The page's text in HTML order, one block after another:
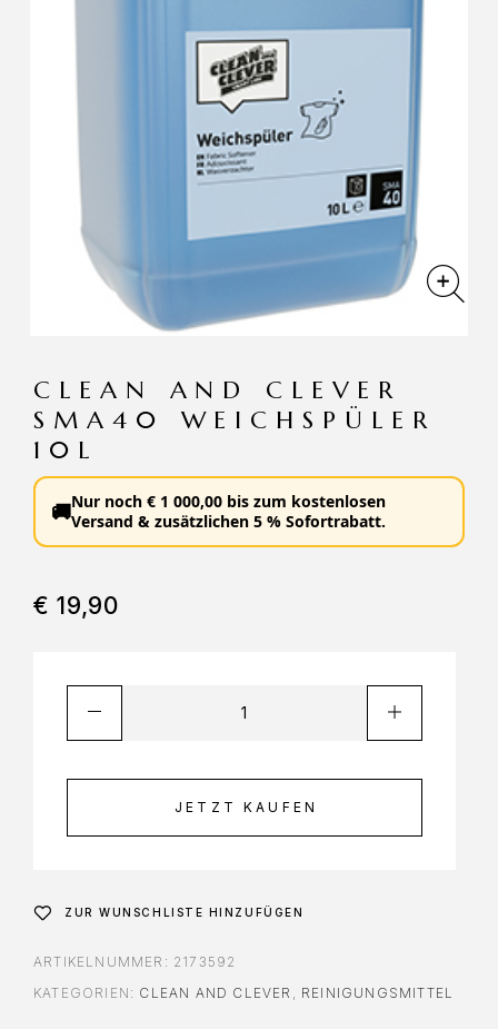
CLEAN AND CLEVER
SMA40 WEICHSPÜLER
10L
🚚Nur noch € 1 000,00 bis zum kostenlosen
Versand & zusätzlichen 5 % Sofortrabatt.
€ 19,90
JETZT KAUFEN
ZUR WUNSCHLISTE HINZUFÜGEN
ARTIKELNUMMER: 2173592
KATEGORIEN: CLEAN AND CLEVER , REINIGUNGSMITTEL